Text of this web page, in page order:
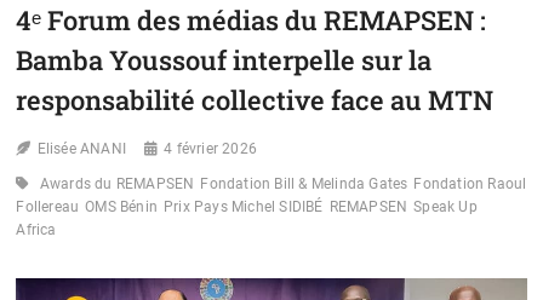
REMAPSEN
LA
FONDATION
GATES
À
UNE
MOBILISATION
POUR
4ᵉ Forum des médias du REMAPSEN :
Bamba Youssouf interpelle sur la
responsabilité collective face au MTN
Elisée ANANI 4 février 2026
Awards du REMAPSEN Fondation Bill & Melinda Gates Fondation Raoul
Follereau OMS Bénin Prix Pays Michel SIDIBÉ REMAPSEN Speak Up
Africa